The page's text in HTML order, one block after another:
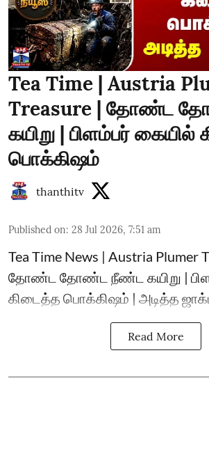
Tea Time | Austria
Treasure | தோண்ட
கயிறு | பிளம்பர் கையில்
பொக்கிஷம்
thanthitv
Published on: 28 Jul 2026, 7:51 am
Tea Time News | Austria Plumer
தோண்ட தோண்ட நீண்ட கயிறு |
கிடைத்த பொக்கிஷம் | அடித்த
Read More